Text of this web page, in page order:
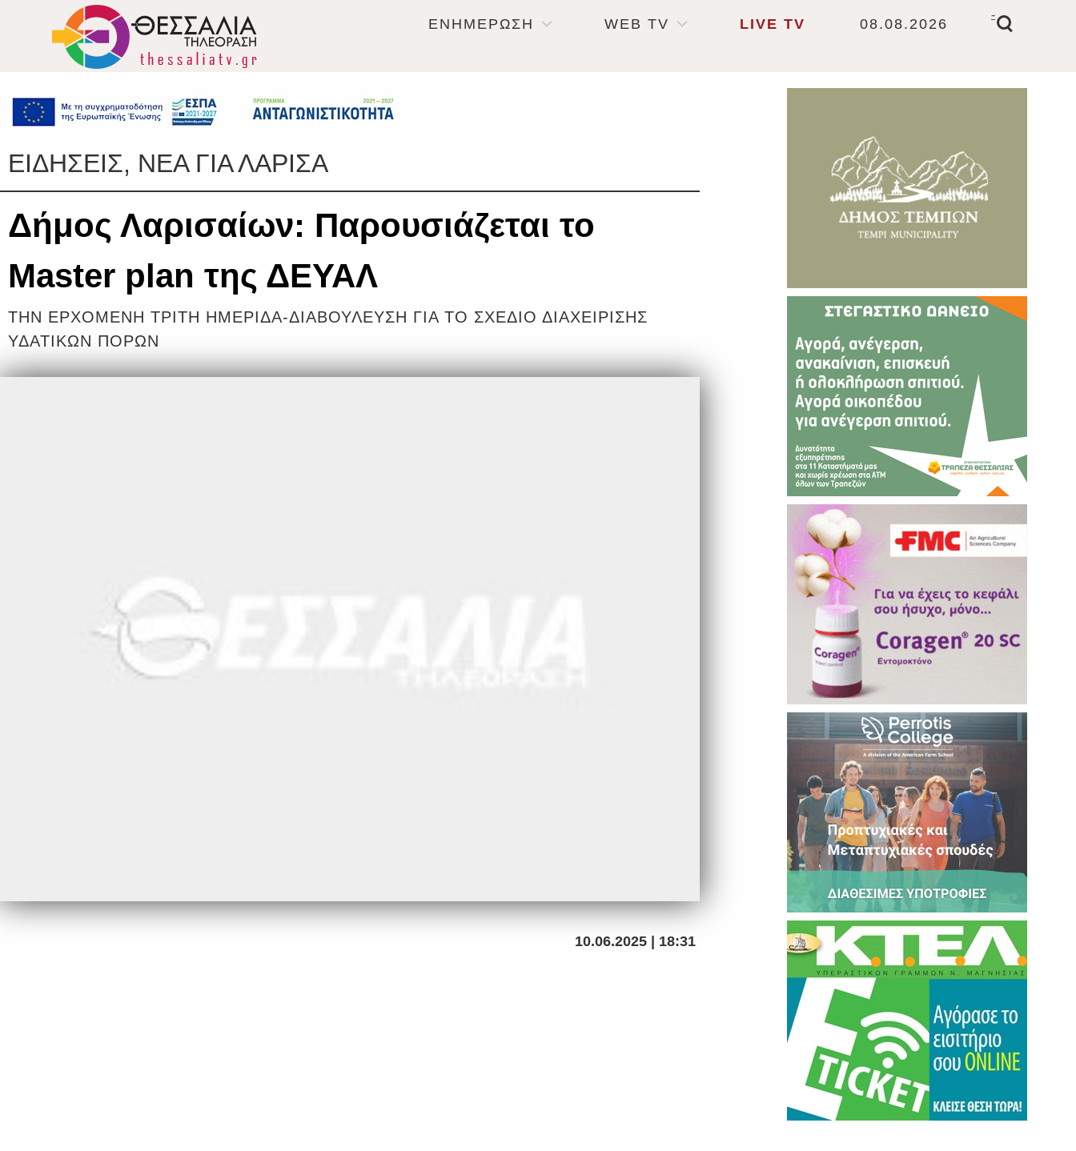
ΕΝΗΜΕΡΩΣΗ WEB TV LIVE TV 08.08.2026
-
ΕΙΔΗΣΕΙΣ, ΝΕΑ ΓΙΑ ΛΑΡΙΣΑ
Δήμος Λαρισαίων: Παρουσιάζεται το
Master plan της ΔΕΥΑΛ
ΤΗΝ ΕΡΧΟΜΕΝΗ ΤΡΙΤΗ ΗΜΕΡΙΔΑ-ΔΙΑΒΟΥΛΕΥΣΗ ΓΙΑ ΤΟ ΣΧΕΔΙΟ ΔΙΑΧΕΙΡΙΣΗΣ
ΥΔΑΤΙΚΩΝ ΠΟΡΩΝ
10.06.2025 | 18:31